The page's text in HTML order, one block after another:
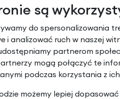
Basket
zł
są
do spersonalizowania
i analizować ruch w naszej
partnerom
mogą połączyć te
podczas korzystania z ich
możemy lepiej